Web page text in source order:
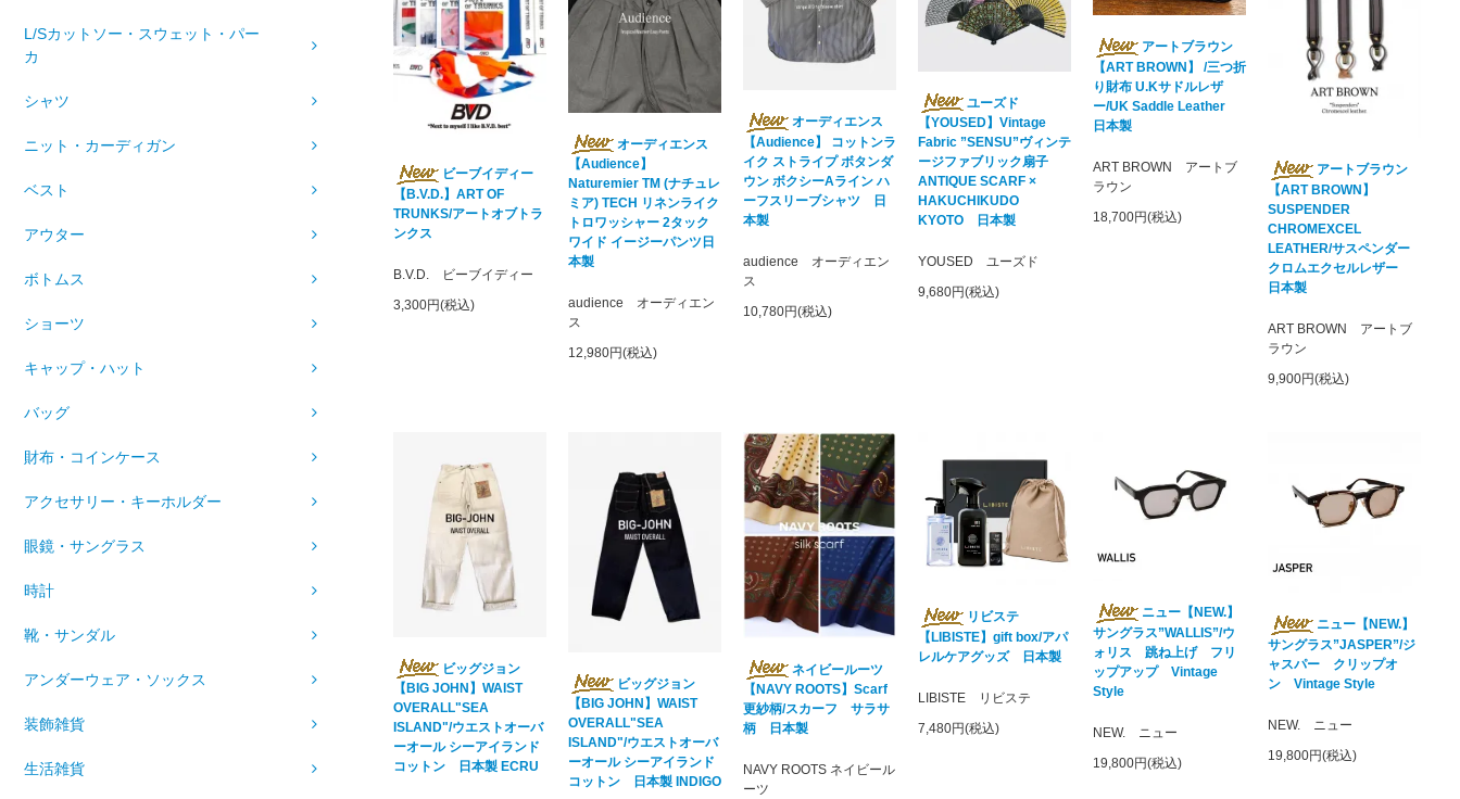
L/Sカットソー・スウェット・パー
カ
シャツ
ニット・カーディガン
ベスト
アウター
ボトムス
ショーツ
キャップ・ハット
バッグ
財布・コインケース
アクセサリー・キーホルダー
眼鏡・サングラス
時計
靴・サンダル
アンダーウェア・ソックス
装飾雑貨
生活雑貨
ビーブイディー
【B.V.D.】ART OF
TRUNKS/アートオブトラ
ンクス
B.V.D. ビーブイディー
3,300円(税込)
オーディエンス
【Audience】
Naturemier TM (ナチュレ
ミア) TECH リネンライク
トロワッシャー 2タック
ワイド イージーパンツ日
本製
audience オーディエン
ス
12,980円(税込)
オーディエンス
【Audience】 コットンラ
イク ストライプ ボタンダ
ウン ボクシーAライン ハ
ーフスリーブシャツ 日
本製
audience オーディエン
ス
10,780円(税込)
ユーズド
【YOUSED】Vintage
Fabric ”SENSU”ヴィンテ
ージファブリック扇子
ANTIQUE SCARF ×
HAKUCHIKUDO
KYOTO 日本製
YOUSED ユーズド
9,680円(税込)
アートブラウン
【ART BROWN】 /三つ折
り財布 U.Kサドルレザ
ー/UK Saddle Leather
日本製
ART BROWN アートブ
ラウン
18,700円(税込)
アートブラウン
【ART BROWN】
SUSPENDER
CHROMEXCEL
LEATHER/サスペンダー
クロムエクセルレザー
日本製
ART BROWN アートブ
ラウン
9,900円(税込)
ビッグジョン
【BIG JOHN】WAIST
OVERALL"SEA
ISLAND"/ウエストオーバ
ーオール シーアイランド
コットン 日本製 ECRU
ビッグジョン
【BIG JOHN】WAIST
OVERALL"SEA
ISLAND"/ウエストオーバ
ーオール シーアイランド
コットン 日本製 INDIGO
ネイビールーツ
【NAVY ROOTS】Scarf
更紗柄/スカーフ サラサ
柄 日本製
NAVY ROOTS ネイビール
ーツ
リビステ
【LIBISTE】gift box/アパ
レルケアグッズ 日本製
LIBISTE リビステ
7,480円(税込)
ニュー【NEW.】
サングラス”WALLIS”/ウ
ォリス 跳ね上げ フリ
ップアップ Vintage
Style
NEW. ニュー
19,800円(税込)
ニュー【NEW.】
サングラス”JASPER”/ジ
ャスパー クリップオ
ン Vintage Style
NEW. ニュー
19,800円(税込)